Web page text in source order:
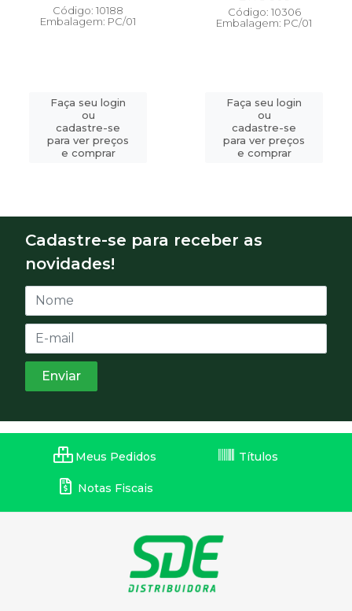
Código: 10188
Embalagem: PC/01
Faça seu login
ou
cadastre-se
para ver preços
e comprar
Código: 10306
Embalagem: PC/01
Faça seu login
ou
cadastre-se
para ver preços
e comprar
Cadastre-se para receber as
novidades!
Meus Pedidos Títulos
Notas Fiscais